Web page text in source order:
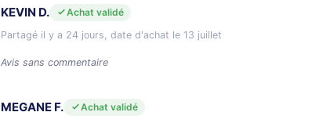
KEVIN D.
Achat validé
Partagé il y a 24 jours, date d'achat le 13 juillet
Avis sans commentaire
MEGANE F.
Achat validé